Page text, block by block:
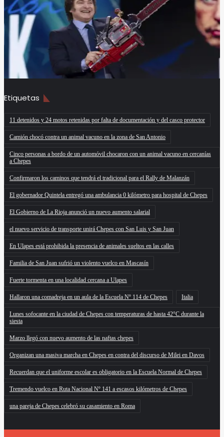
Etiquetas
11 detenidos y 24 motos retenidas por falta de documentación y del casco protector
Camión chocó contra un animal vacuno en la zona de San Antonio
Cinco personas a bordo de un automóvil chocaron con un animal vacuno en cercanías
a Chepes
Confirmaron los caminos que tendrá el tradicional para el Rally de Malanzán
El gobernador Quintela entregó una ambulancia 0 kilómetro para hospital de Chepes
El Gobierno de La Rioja anunció un nuevo aumento salarial
el nuevo servicio de transporte unirá Chepes con San Luis y San Juan
En Ulapes está prohibida la presencia de animales sueltos en las calles
Familia de San Juan sufrió un violento vuelco en Mascasín
Fuerte tormenta en una localidad cercana a Ulapes
Hallaron una comadreja en un aula de la Escuela Nº 114 de Chepes Italia
Lunes sofocante en la ciudad de Chepes con temperaturas de hasta 42°C durante la
siesta
Marzo llegó con nuevo aumento de las naftas chepes
Organizan una masiva marcha en Chepes en contra del discurso de Milei en Davos
Recuerdan que el uniforme escolar es obligatorio en la Escuela Normal de Chepes
Tremendo vuelco en Ruta Nacional Nº 141 a escasos kilómetros de Chepes
una pareja de Chepes celebró su casamiento en Roma